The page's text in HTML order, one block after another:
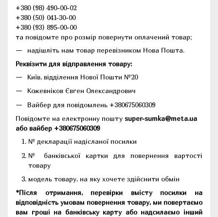
+380 (98) 490-00-02
+380 (50) 041-30-00
+380 (93) 895-00-00
та повідомте про розмір повернути оплачений товар;
надішліть нам товар перевізником Нова Пошта.
Реквізити для відправлення товару:
Київ, відділення Нової Пошти №20
Кожевніков Євген Олександрович
Вайбер для повідомлень +380675060309
Повідомте на електронну пошту super-sumka@meta.ua
або вайбер +380675060309
№ декларації надісланої посилки
№ банківської картки для повернення вартості
товару
модель товару, на яку хочете здійснити обмін
*Після отримання, перевірки вмісту посилки на
відповідність умовам повернення товару, ми повертаємо
вам гроші на банківську карту або надсилаємо інший